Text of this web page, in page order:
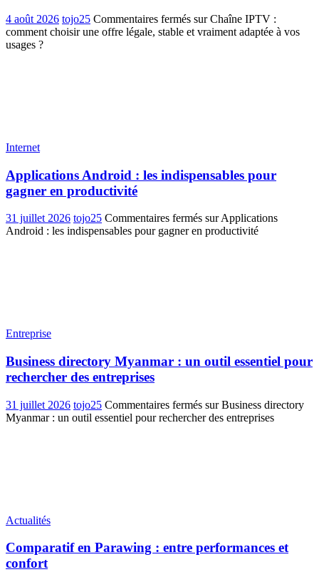
4 août 2026 tojo25 Commentaires fermés sur Chaîne IPTV :
comment choisir une offre légale, stable et vraiment adaptée à vos
usages ?
Internet
Applications Android : les indispensables pour
gagner en productivité
31 juillet 2026 tojo25 Commentaires fermés sur Applications
Android : les indispensables pour gagner en productivité
Entreprise
Business directory Myanmar : un outil essentiel pour
rechercher des entreprises
31 juillet 2026 tojo25 Commentaires fermés sur Business directory
Myanmar : un outil essentiel pour rechercher des entreprises
Actualités
Comparatif en Parawing : entre performances et
confort